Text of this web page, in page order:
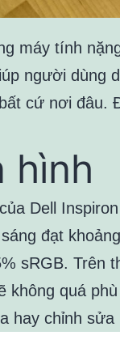
máy tính
người dùng
cứ nơi đâu.
hình
Dell
đạt
sRGB. Trên
không quá
hay chỉnh